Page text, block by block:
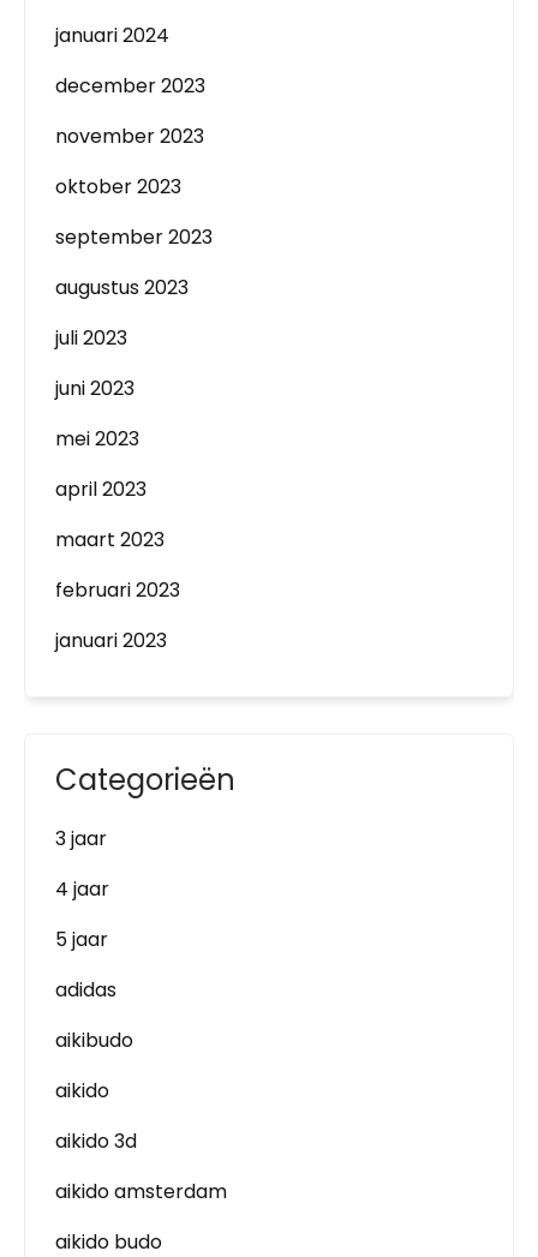
januari 2024
december 2023
november 2023
oktober 2023
september 2023
augustus 2023
juli 2023
juni 2023
mei 2023
april 2023
maart 2023
februari 2023
januari 2023
Categorieën
3 jaar
4 jaar
5 jaar
adidas
aikibudo
aikido
aikido 3d
aikido amsterdam
aikido budo